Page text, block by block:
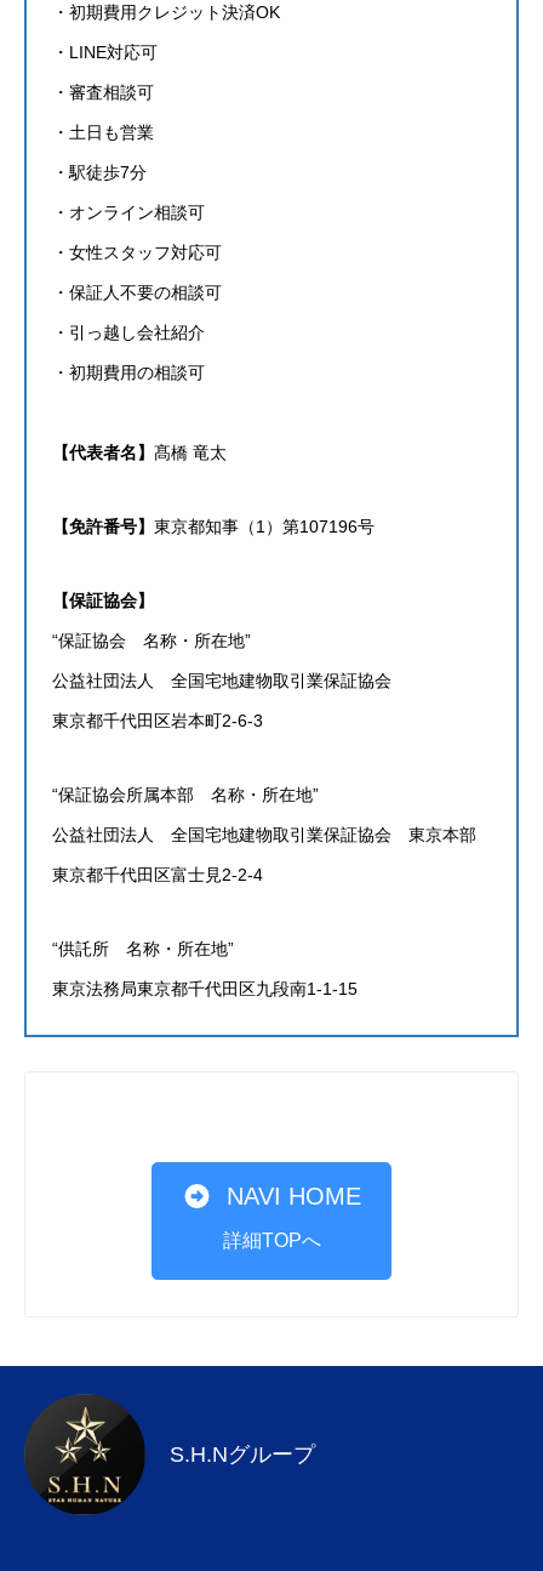
HOME
会社案内
物件関連
お知らせ
お問い合わせフォーム
・初期費用クレジット決済OK
・LINE対応可
・審査相談可
・土日も営業
・駅徒歩7分
・オンライン相談可
・女性スタッフ対応可
・保証人不要の相談可
・引っ越し会社紹介
・初期費用の相談可
【代表者名】 髙橋 竜太
【免許番号】 東京都知事（1）第107196号
【保証協会】
“保証協会 名称・所在地”
公益社団法人 全国宅地建物取引業保証協会
東京都千代田区岩本町2-6-3
“保証協会所属本部 名称・所在地”
公益社団法人 全国宅地建物取引業保証協会 東京本部
東京都千代田区富士見2-2-4
“供託所 名称・所在地”
東京法務局東京都千代田区九段南1-1-15
NAVI HOME
詳細TOPへ
S.H.Nグループ